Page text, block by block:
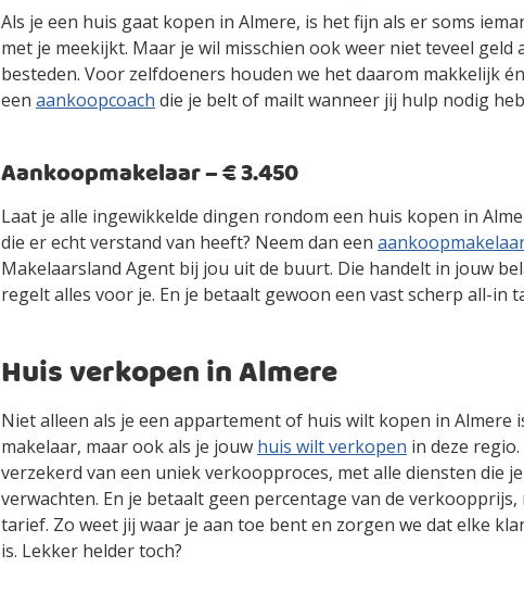
Als je een huis gaat kopen in Almere, is het fijn als er soms
met je meekijkt. Maar je wil misschien ook weer niet teveel geld
besteden. Voor zelfdoeners houden we het daarom makkelijk
een aankoopcoach die je belt of mailt wanneer jij hulp nodig
Aankoopmakelaar – € 3.450
Laat je alle ingewikkelde dingen rondom een huis kopen in
die er echt verstand van heeft? Neem dan een
Makelaarsland Agent bij jou uit de buurt. Die handelt in jouw
regelt alles voor je. En je betaalt gewoon een vast scherp all-in
Huis verkopen in Almere
Niet alleen als je een appartement of huis wilt kopen in Almere
makelaar, maar ook als je jouw huis wilt verkopen in deze
verzekerd van een uniek verkoopproces, met alle diensten die
verwachten. En je betaalt geen percentage van de
tarief. Zo weet jij waar je aan toe bent en zorgen we dat elke
is. Lekker helder toch?